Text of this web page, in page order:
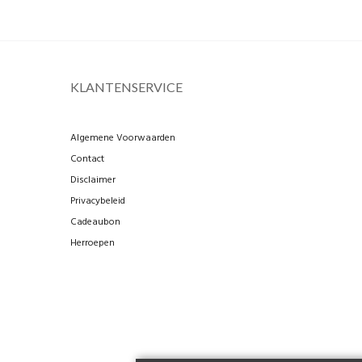
KLANTENSERVICE
Algemene Voorwaarden
Contact
Disclaimer
Privacybeleid
Cadeaubon
Herroepen